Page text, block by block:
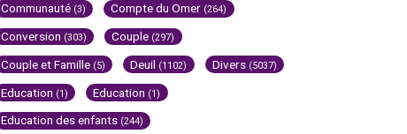
Communauté (3) Compte du Omer (264)
Conversion (303) Couple (297)
Couple et Famille (5) Deuil (1102) Divers (5037)
Education (1) Education (1)
Education des enfants (244)